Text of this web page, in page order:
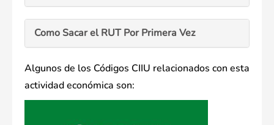
Como Sacar el RUT Por Primera Vez
Algunos de los Códigos CIIU relacionados con esta
actividad económica son: